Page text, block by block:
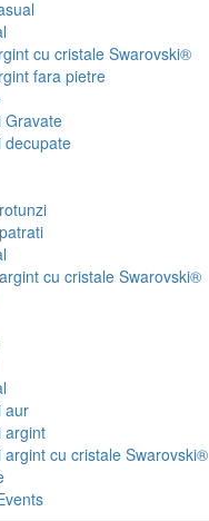
cu cristale Swarovski®
fara pietre
Gravate
decupate
cu cristale Swarovski®
aur
argint
argint cu cristale Swarovski®